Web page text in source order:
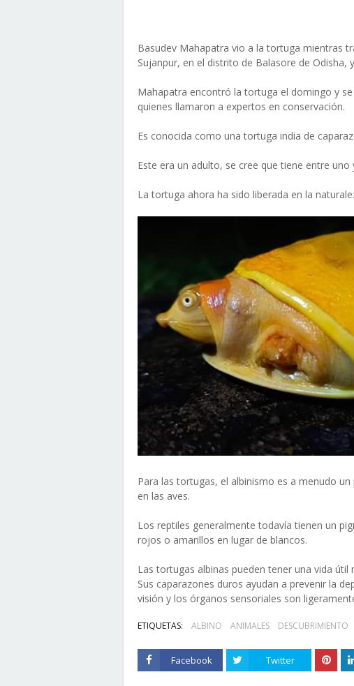
Basudev Mahapatra vio a la tortuga mientras
Sujanpur, en el distrito de Balasore de Odisha,
Mahapatra encontró la tortuga el domingo y
quienes llamaron a expertos en conservación.
Es conocida como una tortuga india de
Este era un adulto, se cree que tiene entre uno
La tortuga ahora ha sido liberada en la
Para las tortugas, el albinismo es a menudo
en las aves.
Los reptiles generalmente todavía tienen un
rojos o amarillos en lugar de blancos.
Las tortugas albinas pueden tener una vida
Sus caparazones duros ayudan a prevenir la
visión y los órganos sensoriales son
ETIQUETAS: ALBINO ANIMALES DESCUBRIMIENTO
Facebook Twitter